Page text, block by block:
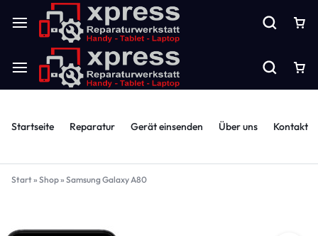
Startseite Reparatur Gerät einsenden Über uns Kontakt
Start» Shop» Samsung Galaxy A80